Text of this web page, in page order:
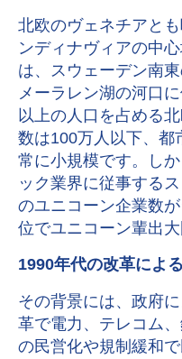
北欧のヴェネチアと
ンディナヴィアの中
は、スウェーデン南
メーラレン湖の河口
以上の人口を占める
数は100万人以下、都
常に小規模です。し
ック業界に従事する
のユニコーン企業数
位でユニコーン輩出
1990年代の改革によ
その背景には、政府
革で電力、テレコム
の民営化や規制緩和